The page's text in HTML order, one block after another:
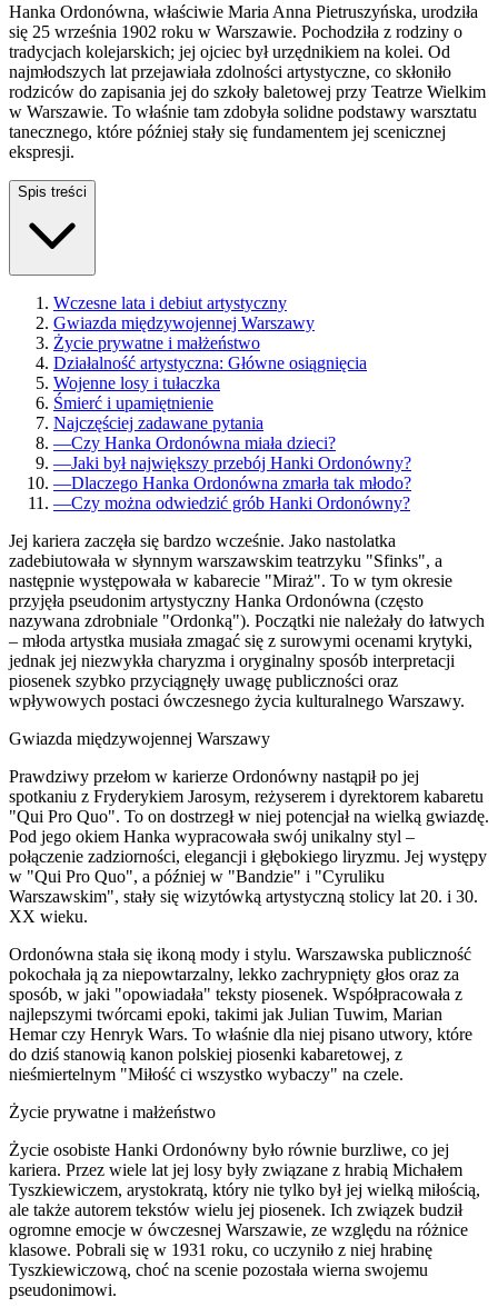
Hanka Ordonówna, właściwie Maria Anna Pietruszyńska, urodziła
się 25 września 1902 roku w Warszawie. Pochodziła z rodziny o
tradycjach kolejarskich; jej ojciec był urzędnikiem na kolei. Od
najmłodszych lat przejawiała zdolności artystyczne, co skłoniło
rodziców do zapisania jej do szkoły baletowej przy Teatrze Wielkim
w Warszawie. To właśnie tam zdobyła solidne podstawy warsztatu
tanecznego, które później stały się fundamentem jej scenicznej
ekspresji.
Spis treści
Wczesne lata i debiut artystyczny
Gwiazda międzywojennej Warszawy
Życie prywatne i małżeństwo
Działalność artystyczna: Główne osiągnięcia
Wojenne losy i tułaczka
Śmierć i upamiętnienie
Najczęściej zadawane pytania
—Czy Hanka Ordonówna miała dzieci?
—Jaki był największy przebój Hanki Ordonówny?
—Dlaczego Hanka Ordonówna zmarła tak młodo?
—Czy można odwiedzić grób Hanki Ordonówny?
Jej kariera zaczęła się bardzo wcześnie. Jako nastolatka
zadebiutowała w słynnym warszawskim teatrzyku "Sfinks", a
następnie występowała w kabarecie "Miraż". To w tym okresie
przyjęła pseudonim artystyczny Hanka Ordonówna (często
nazywana zdrobniale "Ordonką"). Początki nie należały do łatwych
– młoda artystka musiała zmagać się z surowymi ocenami krytyki,
jednak jej niezwykła charyzma i oryginalny sposób interpretacji
piosenek szybko przyciągnęły uwagę publiczności oraz
wpływowych postaci ówczesnego życia kulturalnego Warszawy.
Gwiazda międzywojennej Warszawy
Prawdziwy przełom w karierze Ordonówny nastąpił po jej
spotkaniu z Fryderykiem Jarosym, reżyserem i dyrektorem kabaretu
"Qui Pro Quo". To on dostrzegł w niej potencjał na wielką gwiazdę.
Pod jego okiem Hanka wypracowała swój unikalny styl –
połączenie zadziorności, elegancji i głębokiego liryzmu. Jej występy
w "Qui Pro Quo", a później w "Bandzie" i "Cyruliku
Warszawskim", stały się wizytówką artystyczną stolicy lat 20. i 30.
XX wieku.
Ordonówna stała się ikoną mody i stylu. Warszawska publiczność
pokochała ją za niepowtarzalny, lekko zachrypnięty głos oraz za
sposób, w jaki "opowiadała" teksty piosenek. Współpracowała z
najlepszymi twórcami epoki, takimi jak Julian Tuwim, Marian
Hemar czy Henryk Wars. To właśnie dla niej pisano utwory, które
do dziś stanowią kanon polskiej piosenki kabaretowej, z
nieśmiertelnym "Miłość ci wszystko wybaczy" na czele.
Życie prywatne i małżeństwo
Życie osobiste Hanki Ordonówny było równie burzliwe, co jej
kariera. Przez wiele lat jej losy były związane z hrabią Michałem
Tyszkiewiczem, arystokratą, który nie tylko był jej wielką miłością,
ale także autorem tekstów wielu jej piosenek. Ich związek budził
ogromne emocje w ówczesnej Warszawie, ze względu na różnice
klasowe. Pobrali się w 1931 roku, co uczyniło z niej hrabinę
Tyszkiewiczową, choć na scenie pozostała wierna swojemu
pseudonimowi.